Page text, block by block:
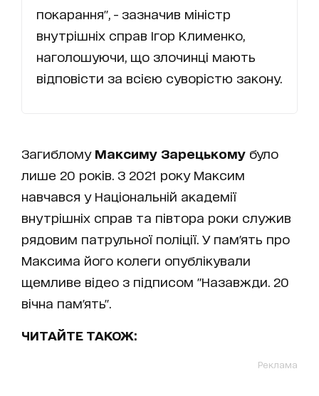
покарання", - зазначив міністр
внутрішніх справ Ігор Клименко,
наголошуючи, що злочинці мають
відповісти за всією суворістю закону.
Загиблому Максиму Зарецькому було
лише 20 років. З 2021 року Максим
навчався у Національній академії
внутрішніх справ та півтора роки служив
рядовим патрульної поліції. У пам'ять про
Максима його колеги опублікували
щемливе відео з підписом "Назавжди. 20
вічна пам'ять".
ЧИТАЙТЕ ТАКОЖ:
Реклама